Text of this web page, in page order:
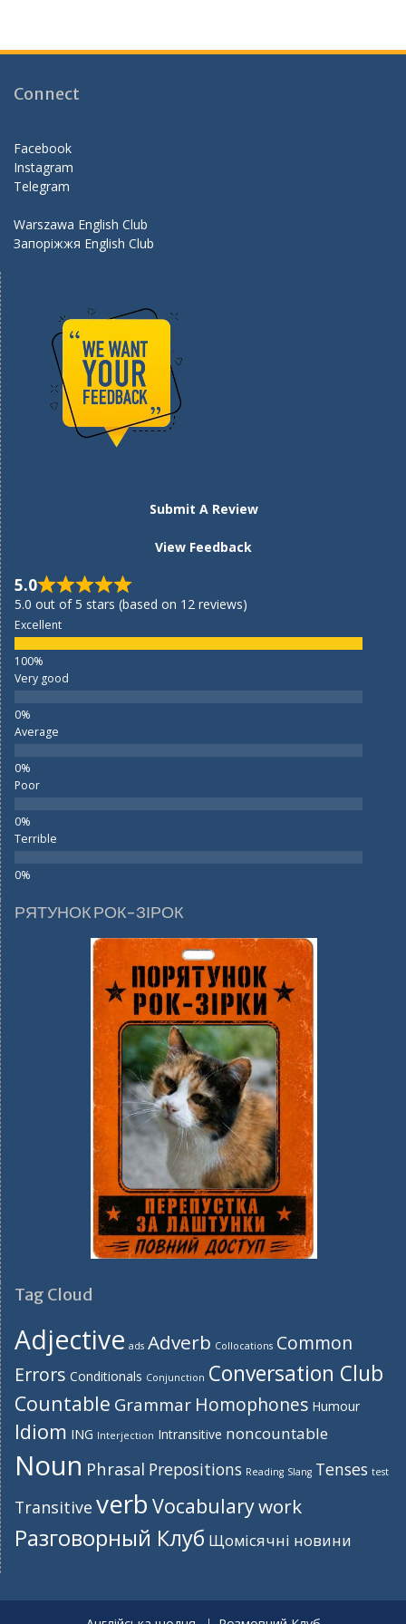
b
o
k
gr er d
Connect
Facebook
Instagram
Telegram
Warszawa English Club
Запоріжжя English Club
Submit A Review
View Feedback
5.0
5.0 out of 5 stars (based on 12 reviews)
Excellent
Very good
Average
Poor
Terrible
РЯТУНОК РОК-ЗІРОК
Tag Cloud
Adjective ads Adverb Collocations Common
Errors Conditionals Conjunction Conversation Club
Countable Grammar Homophones Humour
Idiom ING Interjection Intransitive noncountable
Noun Phrasal Prepositions Reading Slang Tenses test
Transitive verb Vocabularywork
Разговорный Клуб Щомісячні новини